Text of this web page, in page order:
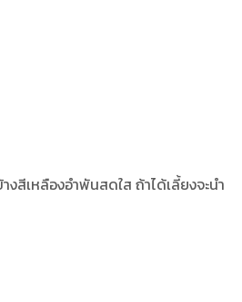
เหลืองอำพันสดใส ถ้าได้เลี้ยงจะนำ